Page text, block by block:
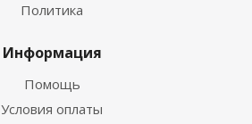
Политика
Информация
Помощь
Условия оплаты